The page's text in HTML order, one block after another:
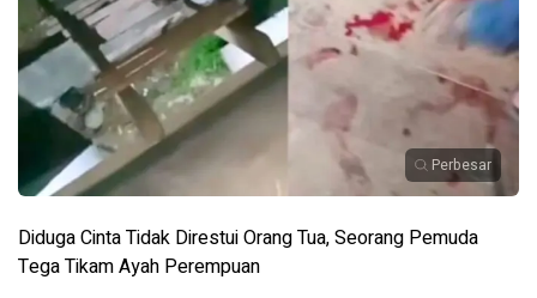
Perbesar
Diduga Cinta Tidak Direstui Orang Tua, Seorang Pemuda
Tega Tikam Ayah Perempuan